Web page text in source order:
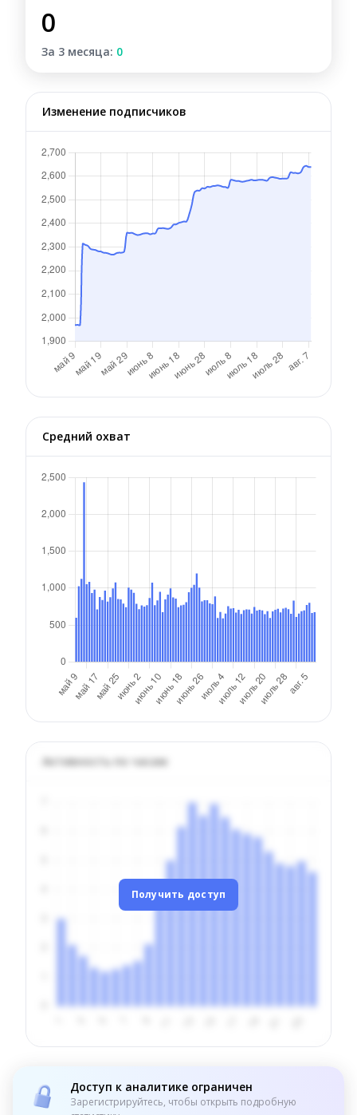
0
За 3 месяца: 0
Изменение подписчиков
Средний охват
Активность по часам
Получить доступ
Доступ к аналитике ограничен
Зарегистрируйтесь, чтобы открыть подробную